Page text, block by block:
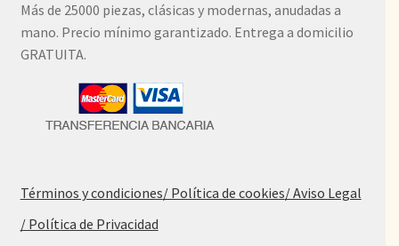
Más de 25000 piezas, clásicas y modernas, anudadas a
mano. Precio mínimo garantizado. Entrega a domicilio
GRATUITA.
Términos y condiciones/ Política de cookies/ Aviso Legal
/ Política de Privacidad